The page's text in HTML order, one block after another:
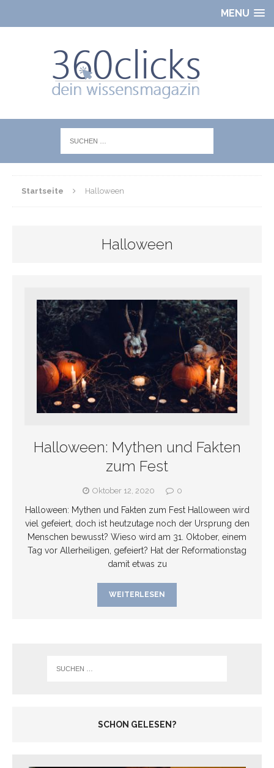
MENU
Startseite Halloween
Halloween
Halloween: Mythen und Fakten
zum Fest
Oktober 12, 2020 0
Halloween: Mythen und Fakten zum Fest Halloween wird
viel gefeiert, doch ist heutzutage noch der Ursprung den
Menschen bewusst? Wieso wird am 31. Oktober, einem
Tag vor Allerheiligen, gefeiert? Hat der Reformationstag
damit etwas zu
WEITERLESEN
SCHON GELESEN?